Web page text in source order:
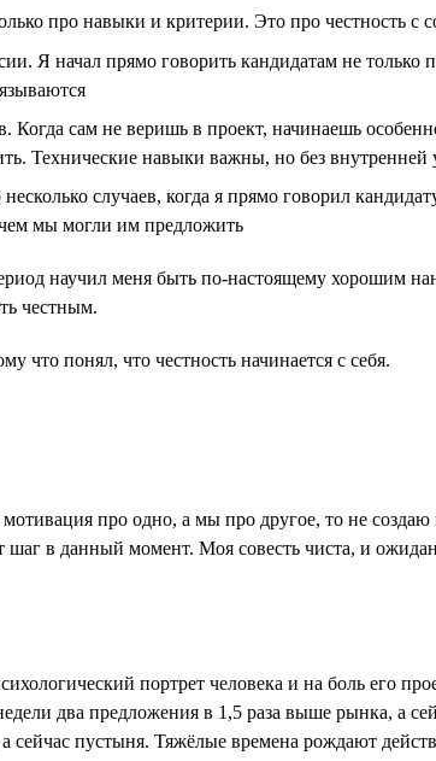
про навыки и критерии. Это про честность с
Я начал прямо говорить кандидатам не
Когда сам не веришь в проект, начинаешь
Технические навыки важны, но без
несколько случаев, когда я прямо говорил
мы могли им предложить
научил меня быть по-настоящему хорошим
честным.
что понял, что честность начинается с себя.
про одно, а мы про другое, то не
шаг в данный момент. Моя совесть чиста, и
портрет человека и на боль его
два предложения в 1,5 раза выше рынка, а
а сейчас пустыня. Тяжёлые времена рождают